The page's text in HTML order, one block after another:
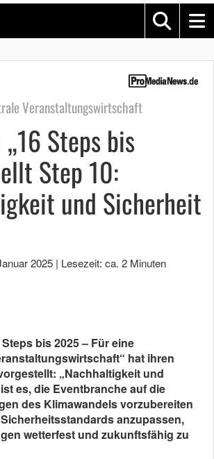
Veranstaltungswirtschaft
Steps bis
Step 10:
und Sicherheit
2025 | Lesezeit: ca. 2 Minuten
bis 2025 – Für eine
hat ihren
„Nachhaltigkeit und
es, die Eventbranche auf die
des Klimawandels vorzubereiten
anzupassen,
wetterfest und zukunftsfähig zu